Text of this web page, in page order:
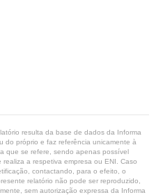
resulta da base de dados da Informa
do próprio e faz referência unicamente à
que se refere, sendo apenas possível
a respetiva empresa ou ENI. Caso
contactando, para o efeito, o
relatório não pode ser reproduzido,
sem autorização expressa da Informa